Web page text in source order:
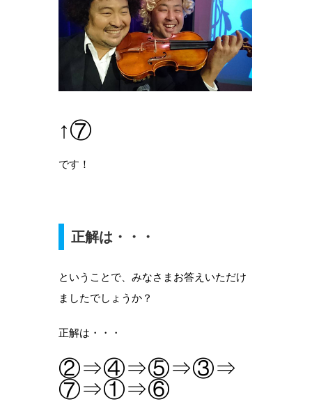
↑⑦
です！
正解は・・・
ということで、みなさまお答えいただけ
ましたでしょうか？
正解は・・・
②⇒④⇒⑤⇒③⇒
⑦⇒①⇒⑥